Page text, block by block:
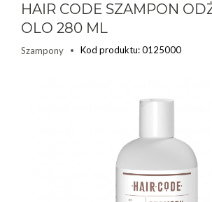
HAIR CODE SZAMPON
OLO 280 ML
Szampony Kod produktu: 0125000